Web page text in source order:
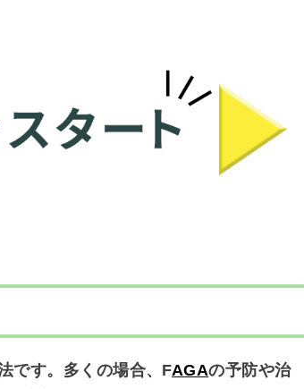
です。多くの場合、FAGAの予防や治